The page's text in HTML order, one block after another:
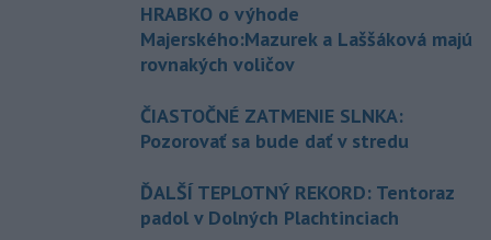
HRABKO o výhode
Majerského:Mazurek a Laššáková majú
rovnakých voličov
ČIASTOČNÉ ZATMENIE SLNKA:
Pozorovať sa bude dať v stredu
ĎALŠÍ TEPLOTNÝ REKORD: Tentoraz
padol v Dolných Plachtinciach